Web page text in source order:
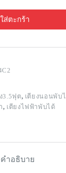
ส่ตะกร้า
3.5ฟุต, เตียงนอนพับ
, เตียงไฟฟ้าพับได้
คำอธิบาย